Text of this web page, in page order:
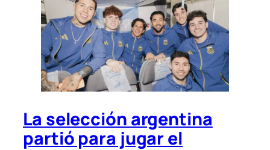
La selección argentina
partió para jugar el